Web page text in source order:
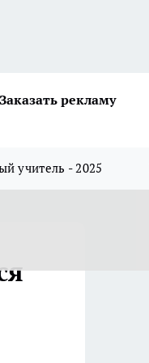
Заказать рекламу
учитель - 2025